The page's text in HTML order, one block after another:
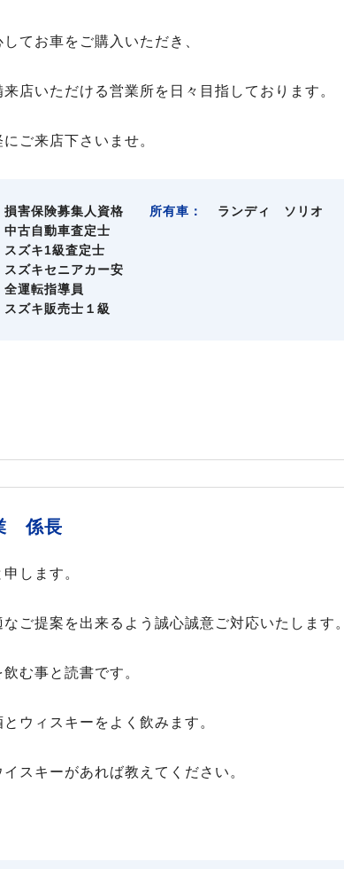
てお車をご購入いただき、
店いただける営業所を日々目指しております。
ご来店下さいませ。
損害保険募集人資格
中古自動車査定士
スズキ1級査定士
スズキセニアカー安
全運転指導員
スズキ販売士１級
所有車： ランディ ソリオ
係長
します。
ご提案を出来るよう誠心誠意ご対応いたします。
む事と読書です。
ウィスキーをよく飲みます。
スキーがあれば教えてください。